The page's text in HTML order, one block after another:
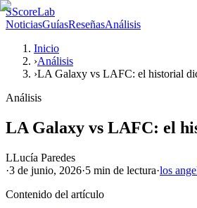
SScoreLab
NoticiasGuíasReseñasAnálisis
Inicio
›Análisis
›LA Galaxy vs LAFC: el historial
Análisis
LA Galaxy vs LAFC: el
LLucía Paredes
·3 de junio, 2026·5 min de lectura·los
Contenido del artículo